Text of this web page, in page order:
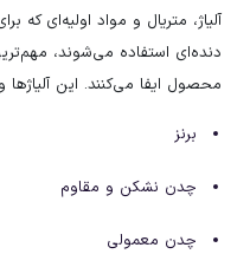
آلیاژ، متریال و مواد اولیه‌ای که
دنده‌ای استفاده می‌شوند،
محصول ایفا می‌کنند. این آلیاژها و
برنز
چدن نشکن و مقاوم
چدن معمولی